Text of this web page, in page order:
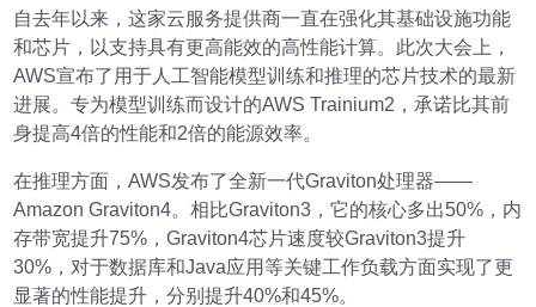
自去年以来，这家云服务提供商一直在强化其基础设施功能
和芯片，以支持具有更高能效的高性能计算。此次大会上，
AWS宣布了用于人工智能模型训练和推理的芯片技术的最新
进展。专为模型训练而设计的AWS Trainium2，承诺比其前
身提高4倍的性能和2倍的能源效率。
在推理方面，AWS发布了全新一代Graviton处理器——
Amazon Graviton4。相比Graviton3，它的核心多出50%，内
存带宽提升75%，Graviton4芯片速度较Graviton3提升
30%，对于数据库和Java应用等关键工作负载方面实现了更
显著的性能提升，分别提升40%和45%。